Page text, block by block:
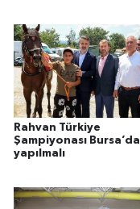
Rahvan Türkiye
Şampiyonası Bursa’da
yapılmalı